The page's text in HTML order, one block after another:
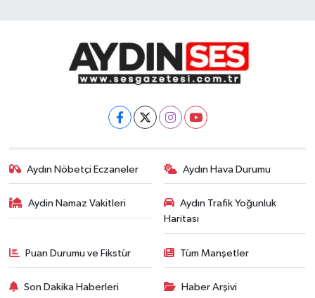
Aydın Nöbetçi Eczaneler Aydın Hava Durumu
Aydin Namaz Vakitleri
Aydın Trafik Yoğunluk
Haritası
Puan Durumu ve Fikstür Tüm Manşetler
Son Dakika Haberleri Haber Arşivi